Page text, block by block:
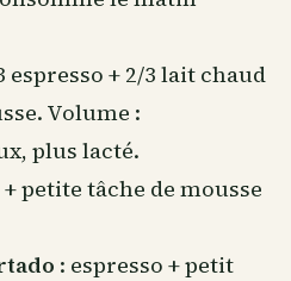
espresso + 2/3 lait chaud
Volume :
plus lacté.
+ petite tâche de mousse
: espresso + petit